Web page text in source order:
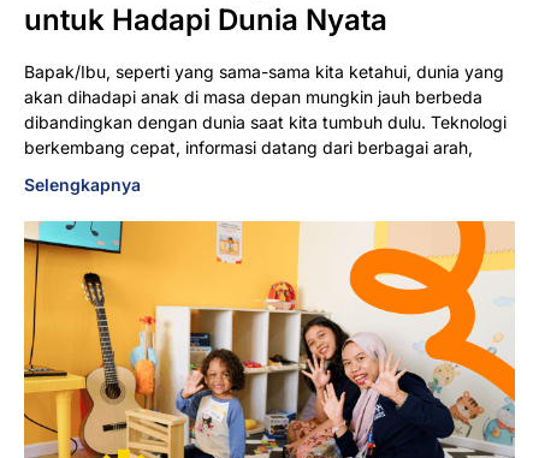
untuk Hadapi Dunia Nyata
Bapak/Ibu, seperti yang sama-sama kita ketahui, dunia yang
akan dihadapi anak di masa depan mungkin jauh berbeda
dibandingkan dengan dunia saat kita tumbuh dulu. Teknologi
berkembang cepat, informasi datang dari berbagai arah,
Selengkapnya